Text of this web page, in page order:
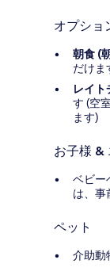
オプショ
朝食 (
だけま
レイト
す (空
ます)
お子様 &
ベビー
は、事
ペット
介助動